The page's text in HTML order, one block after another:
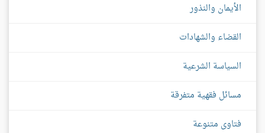
الأيمان والنذور
القضاء والشهادات
السياسة الشرعية
مسائل فقهية متفرقة
فتاوى متنوعة